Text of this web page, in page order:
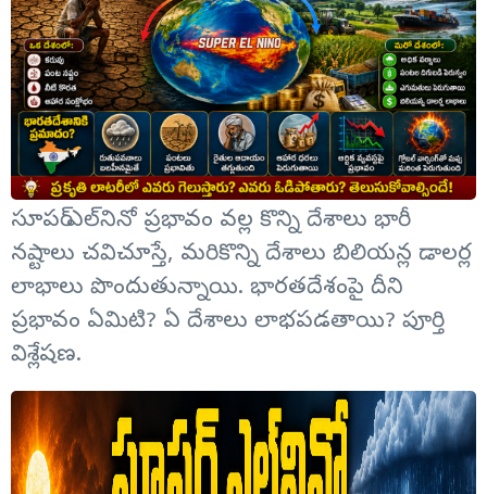
సూపర్ ఎల్‌నినో ప్రభావం వల్ల కొన్ని దేశాలు భారీ
నష్టాలు చవిచూస్తే, మరికొన్ని దేశాలు బిలియన్ల డాలర్ల
లాభాలు పొందుతున్నాయి. భారతదేశంపై దీని
ప్రభావం ఏమిటి? ఏ దేశాలు లాభపడతాయి? పూర్తి
విశ్లేషణ.